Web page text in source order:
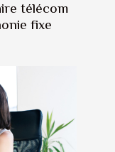
télécom
fixe